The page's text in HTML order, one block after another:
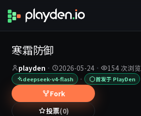
寒霜防御
playden · 2026-05-24 · 154 次浏览
deepseek-v4-flash · 首发于 PlayDen
Fork
投票(0)